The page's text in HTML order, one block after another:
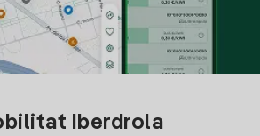
Iberdrola